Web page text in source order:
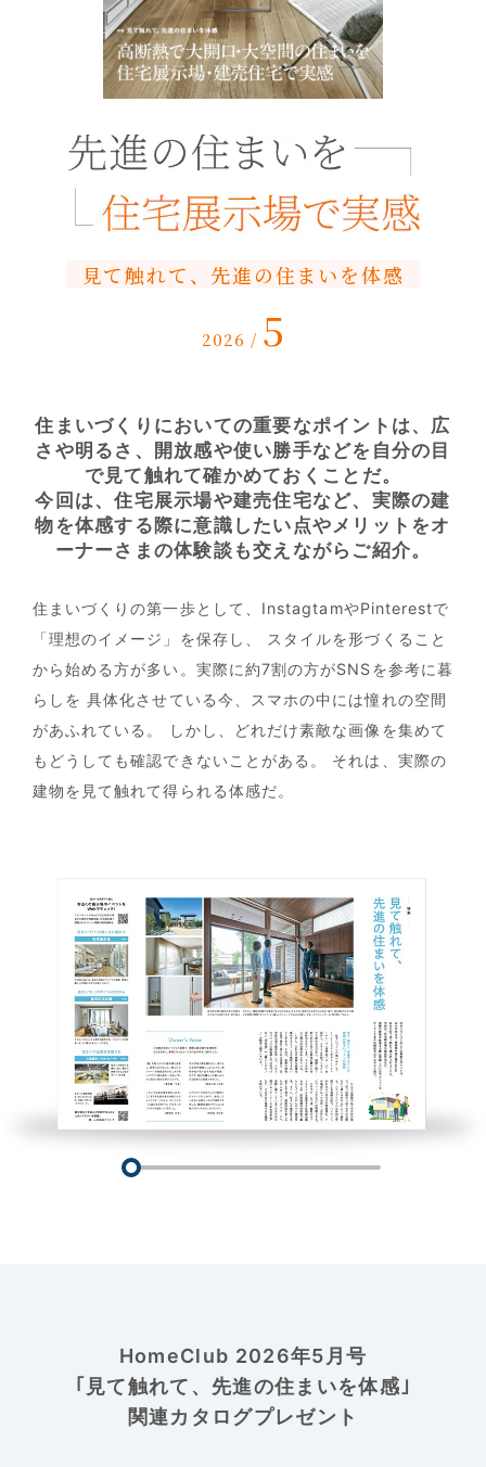
見て触れて、先進の住まいを体感
2026 / 5
住まいづくりにおいての重要なポイントは、広
さや明るさ、
開放感や使い勝手などを自分の目
で見て触れて確かめておくことだ。
今回は、住宅展示場や建売住宅など、実際の建
物を体感する際に意識したい点やメリットをオ
ーナーさまの体験談も交えながらご紹介。
住まいづくりの第一歩として、InstagtamやPinterestで
「理想のイメージ」を保存し、
スタイルを形づくること
から始める方が多い。実際に約7割の方がSNSを参考に暮
らしを 具体化させている今、スマホの中には憧れの空間
があふれている。
しかし、どれだけ素敵な画像を集めて
もどうしても確認できないことがある。
それは、実際の
建物を見て触れて得られる体感だ。
HomeClub 2026年5月号
｢見て触れて、先進の住まいを体感｣
関連カタログプレゼント